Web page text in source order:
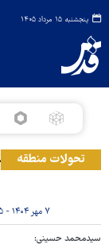
پنجشنبه ۱۵ مرداد ۱۴۰۵
تحولات منطقه
حمله
۷ مهر ۱۴۰۴ - ۰۶:۳۵
سیدمحمد حسینی: